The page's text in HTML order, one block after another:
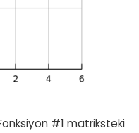
#1 matriksteki